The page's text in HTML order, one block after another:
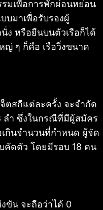
มเพื่อการพักผ่อนหย่อน
บมาเพื่อรับรองผู้
ง หรือยืนบนตัวเรือก็ได้
ญ่ ๆ ก็คือ เรือวิ่งขนาด
ตสกีแต่ละครั้ง จะจำกัด
ลำ ซึ่งในกรณีที่มีผู้สมัคร
กินจำนวนที่กำหนด ผู้จัด
คัดตัว โดยมีรอบ 18 คน
ขัน จะถือว่าได้ 0